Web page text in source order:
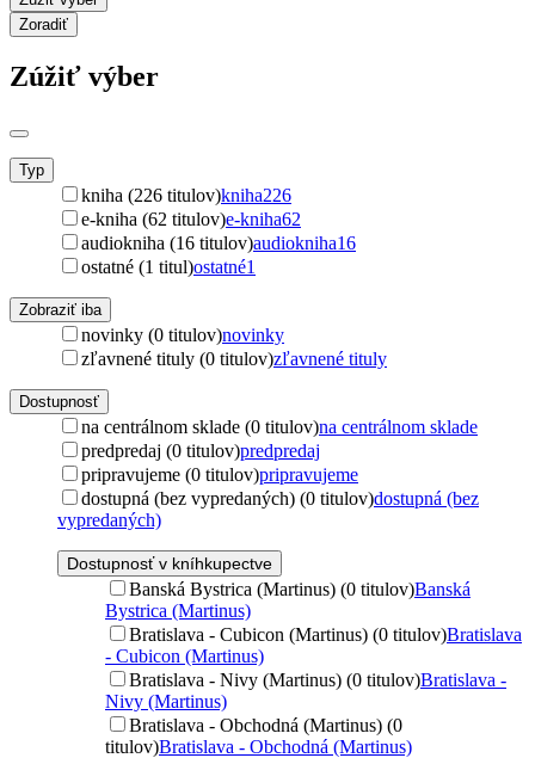
Zoradiť
Zúžiť výber
Typ
kniha (226 titulov)kniha226
e-kniha (62 titulov)e-kniha62
audiokniha (16 titulov)audiokniha16
ostatné (1 titul)ostatné1
Zobraziť iba
novinky (0 titulov)novinky
zľavnené tituly (0 titulov)zľavnené tituly
Dostupnosť
na centrálnom sklade (0 titulov)na centrálnom sklade
predpredaj (0 titulov)predpredaj
pripravujeme (0 titulov)pripravujeme
dostupná (bez vypredaných) (0 titulov)dostupná (bez
vypredaných)
Dostupnosť v kníhkupectve
Banská Bystrica (Martinus) (0 titulov)Banská
Bystrica (Martinus)
Bratislava - Cubicon (Martinus) (0 titulov)Bratislava
- Cubicon (Martinus)
Bratislava - Nivy (Martinus) (0 titulov)Bratislava -
Nivy (Martinus)
Bratislava - Obchodná (Martinus) (0
titulov)Bratislava - Obchodná (Martinus)